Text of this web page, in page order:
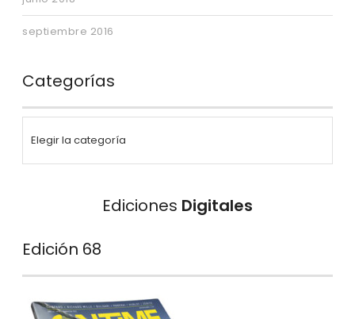
septiembre 2016
Categorías
Ediciones Digitales
Edición 68